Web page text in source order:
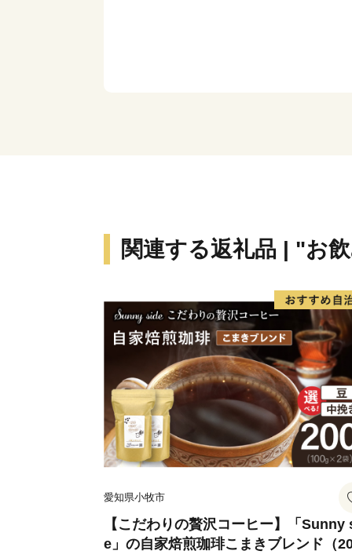
関連する返礼品 | "お
愛知県小牧市
【こだわりの贅沢コーヒー】「Sunny
e」の自家焙煎珈琲こまきブレンド（